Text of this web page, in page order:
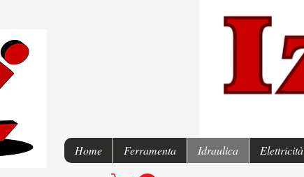
Home Ferramenta Idraulica Elettricità